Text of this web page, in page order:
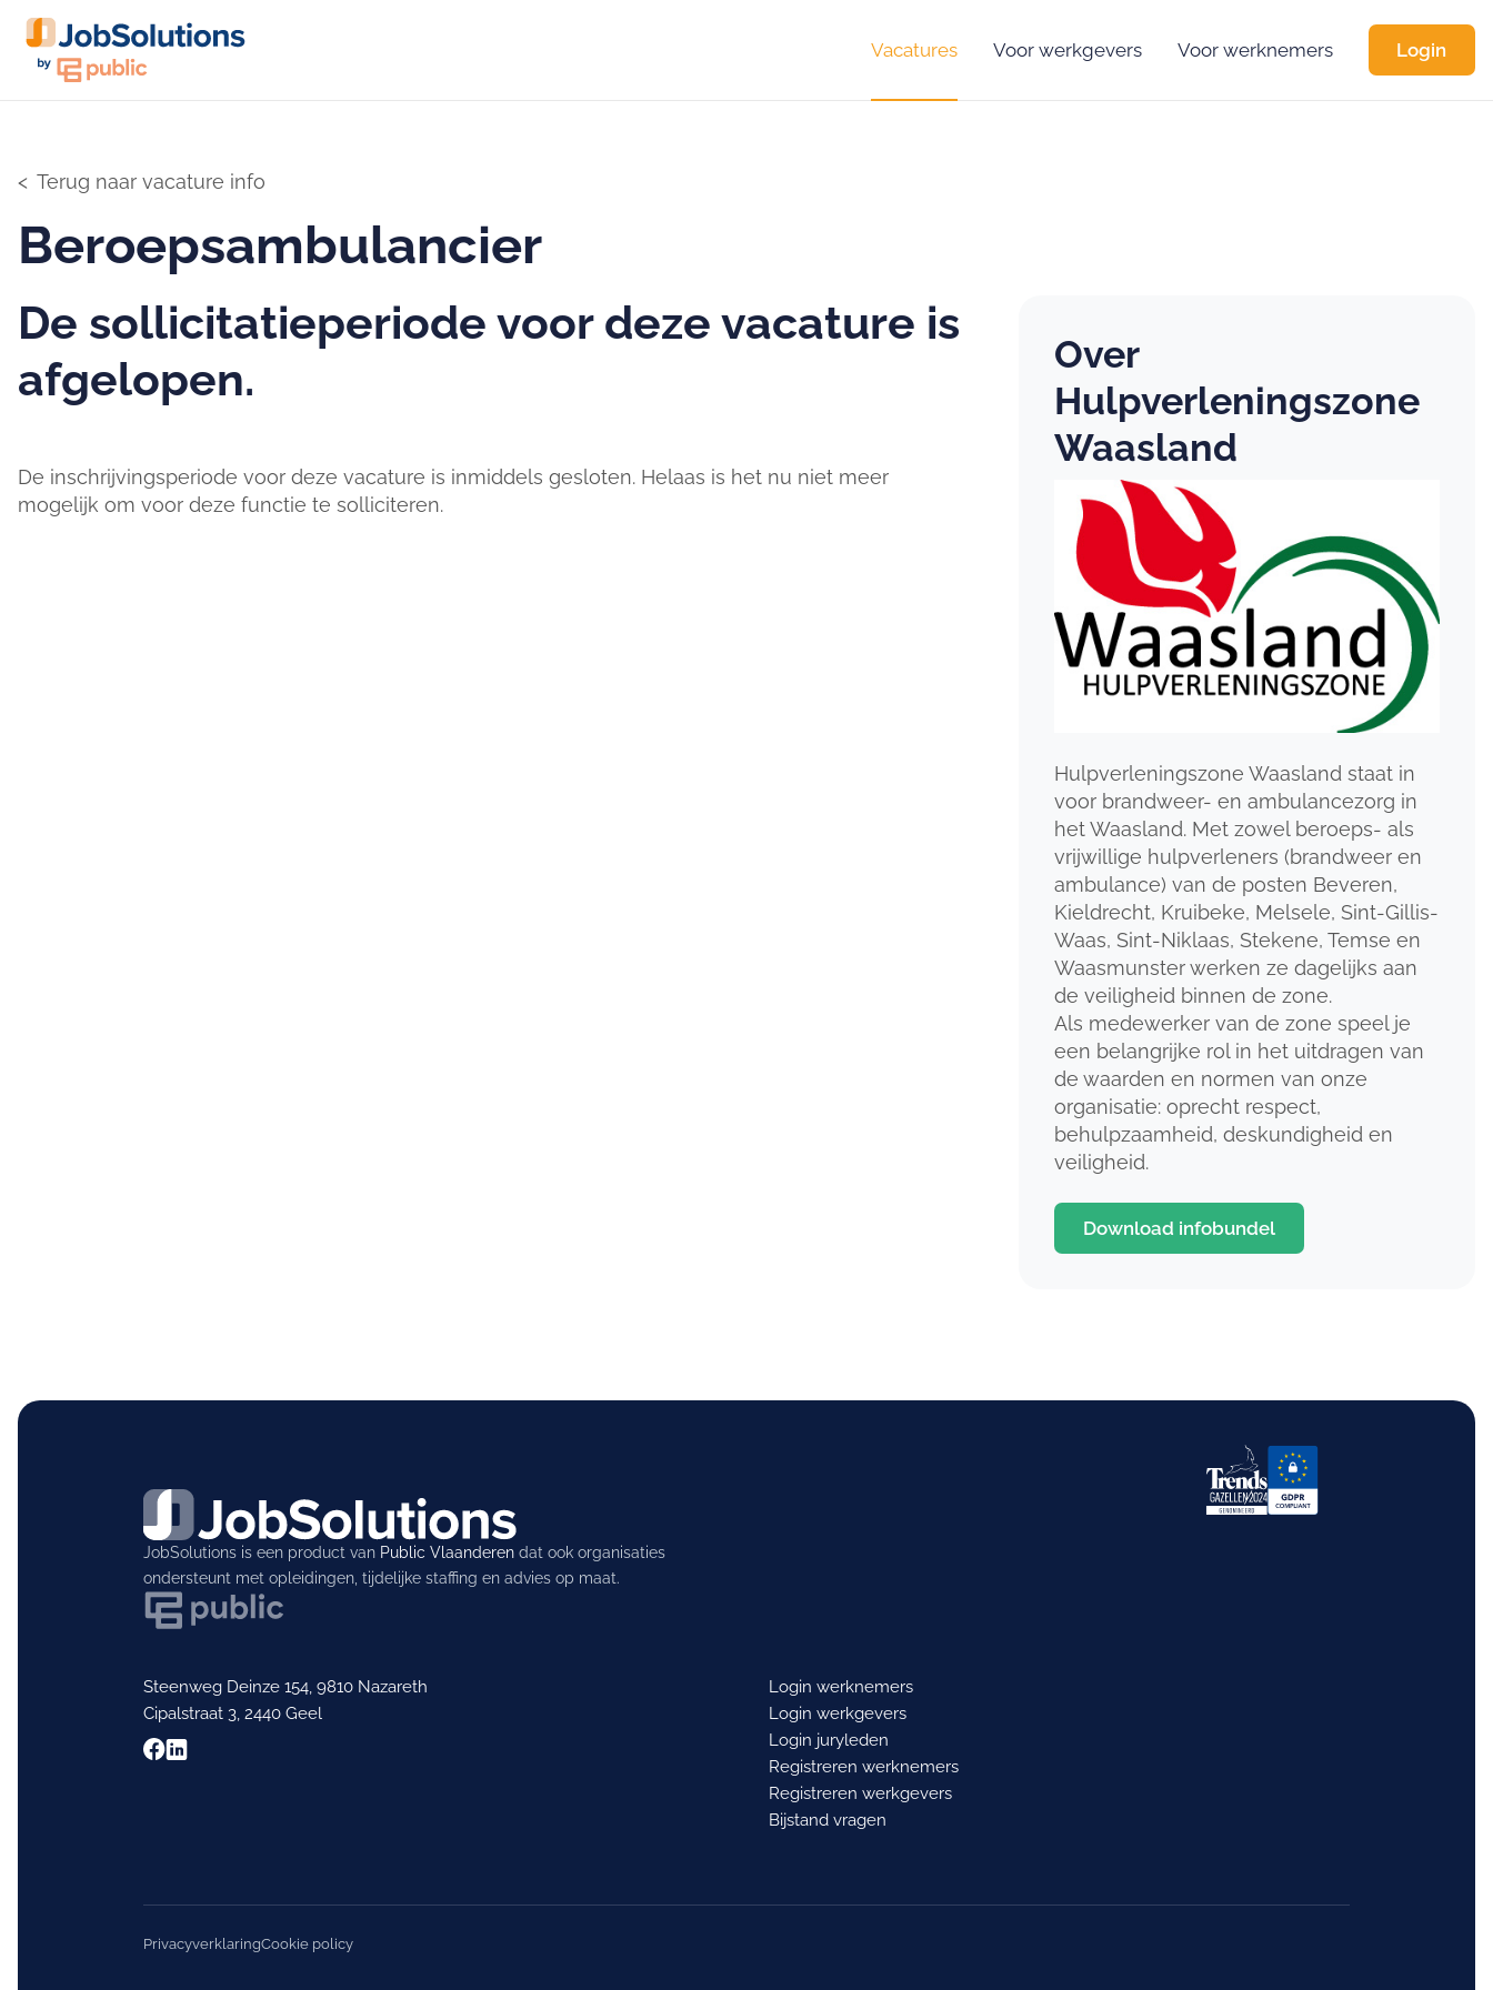
Vacatures Voor werkgevers Voor werknemers Login
Terug naar vacature info
Beroepsambulancier
De sollicitatieperiode voor deze vacature is
afgelopen.
De inschrijvingsperiode voor deze vacature is inmiddels gesloten. Helaas is het nu niet meer
mogelijk om voor deze functie te solliciteren.
Over
Hulpverleningszone
Waasland
Hulpverleningszone Waasland staat in
voor brandweer- en ambulancezorg in
het Waasland. Met zowel beroeps- als
vrijwillige hulpverleners (brandweer en
ambulance) van de posten Beveren,
Kieldrecht, Kruibeke, Melsele, Sint-Gillis-
Waas, Sint-Niklaas, Stekene, Temse en
Waasmunster werken ze dagelijks aan
de veiligheid binnen de zone.
Als medewerker van de zone speel je
een belangrijke rol in het uitdragen van
de waarden en normen van onze
organisatie: oprecht respect,
behulpzaamheid, deskundigheid en
veiligheid.
Download infobundel
JobSolutions is een product van Public Vlaanderendat ook organisaties
ondersteunt met opleidingen, tijdelijke staffing en advies op maat.
Steenweg Deinze 154, 9810 Nazareth
Cipalstraat 3, 2440 Geel
Login werknemers
Login werkgevers
Login juryleden
Registreren werknemers
Registreren werkgevers
Bijstand vragen
PrivacyverklaringCookie policy